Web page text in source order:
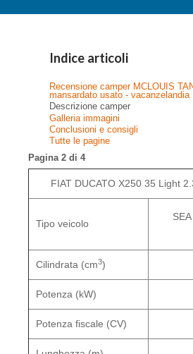
Indice articoli
Recensione camper MCLOUIS
mansardato usato - vacanzelandia
Descrizione camper
Galleria immagini
Conclusioni e consigli
Tutte le pagine
Pagina 2 di 4
FIAT DUCATO X250 35 Light
Tipo veicolo
Cilindrata (cm3)
Potenza (kW)
Potenza fiscale (CV)